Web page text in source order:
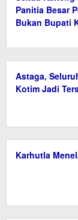
Panitia Besar
Bukan Bupati
Astaga,
Kotim Jadi
Karhutla